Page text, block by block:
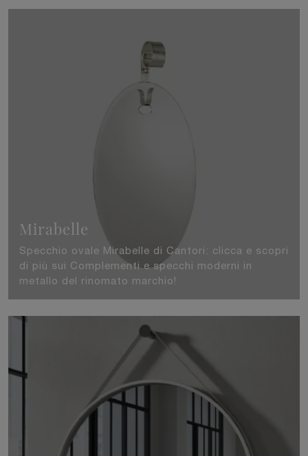
Mirabelle
Specchio ovale Mirabelle di Cantori: clicca e scopri
di più sui Complementi e specchi moderni in
metallo del rinomato marchio!